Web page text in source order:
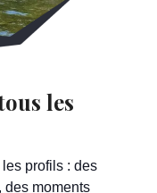
les
les profils : des
, des moments